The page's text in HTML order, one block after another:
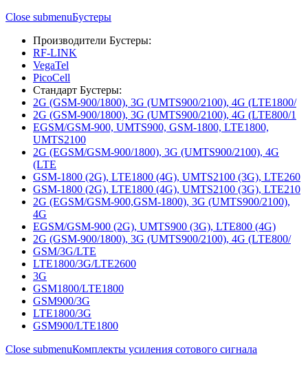
Close submenuБустеры
Производители Бустеры:
RF-LINK
VegaTel
PicoCell
Стандарт Бустеры:
2G (GSM-900/1800), 3G (UMTS900/2100), 4G (LTE1800/
2G (GSM-900/1800), 3G (UMTS900/2100), 4G (LTE800/1
EGSM/GSM-900, UMTS900, GSM-1800, LTE1800,
UMTS2100
2G (EGSM/GSM-900/1800), 3G (UMTS900/2100), 4G
(LTE
GSM-1800 (2G), LTE1800 (4G), UMTS2100 (3G), LTE260
GSM-1800 (2G), LTE1800 (4G), UMTS2100 (3G), LTE210
2G (EGSM/GSM-900,GSM-1800), 3G (UMTS900/2100),
4G
EGSM/GSM-900 (2G), UMTS900 (3G), LTE800 (4G)
2G (GSM-900/1800), 3G (UMTS900/2100), 4G (LTE800/
GSM/3G/LTE
LTE1800/3G/LTE2600
3G
GSM1800/LTE1800
GSM900/3G
LTE1800/3G
GSM900/LTE1800
Close submenuКомплекты усиления сотового сигнала